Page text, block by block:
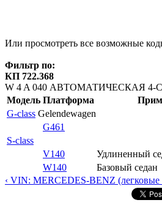
Или просмотреть все возможные
Фильтр по:
КП 722.368
W 4 A 040 АВТОМАТИЧЕСКАЯ
Модель Платформа
G-class Gelendewagen
G461
S-class
V140
Удлиненный
W140
Базовый седан
‹ VIN: MERCEDES-BENZ (легковые